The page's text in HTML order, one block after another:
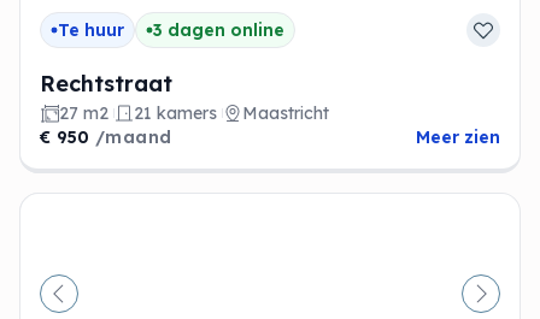
Te huur 3 dagen online
Rechtstraat
27 m2 21 kamers
Maastricht
€ 950 /maand Meer zien
Vorige